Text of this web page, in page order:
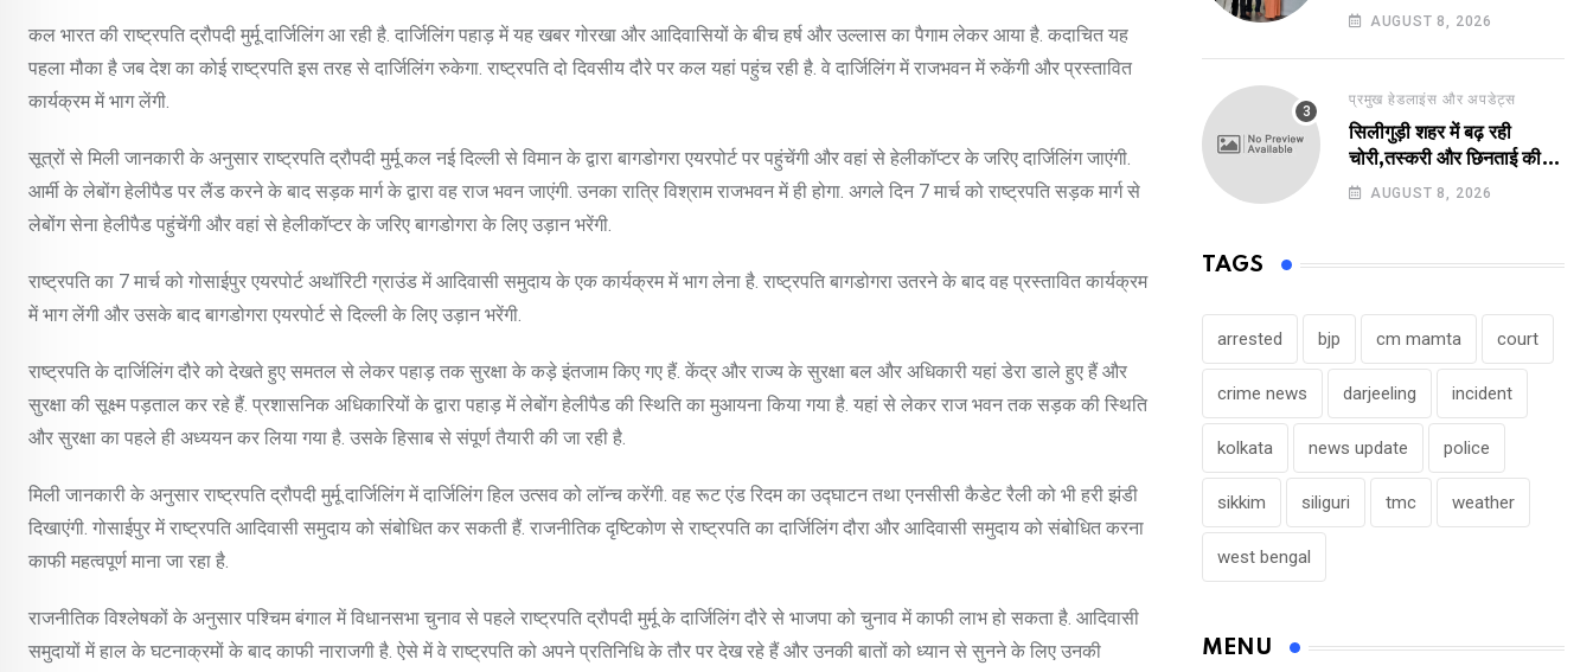
कल भारत की राष्ट्रपति द्रौपदी मुर्मू दार्जिलिंग आ रही है. दार्जिलिंग पहाड़ में यह खबर गोरखा और आदिवासियों के बीच हर्ष और उल्लास का पैगाम लेकर आया है. कदाचित यह
पहला मौका है जब देश का कोई राष्ट्रपति इस तरह से दार्जिलिंग रुकेगा. राष्ट्रपति दो दिवसीय दौरे पर कल यहां पहुंच रही है. वे दार्जिलिंग में राजभवन में रुकेंगी और प्रस्तावित
कार्यक्रम में भाग लेंगी.
सूत्रों से मिली जानकारी के अनुसार राष्ट्रपति द्रौपदी मुर्मू कल नई दिल्ली से विमान के द्वारा बागडोगरा एयरपोर्ट पर पहुंचेंगी और वहां से हेलीकॉप्टर के जरिए दार्जिलिंग जाएंगी.
आर्मी के लेबोंग हेलीपैड पर लैंड करने के बाद सड़क मार्ग के द्वारा वह राज भवन जाएंगी. उनका रात्रि विश्राम राजभवन में ही होगा. अगले दिन 7 मार्च को राष्ट्रपति सड़क मार्ग से
लेबोंग सेना हेलीपैड पहुंचेंगी और वहां से हेलीकॉप्टर के जरिए बागडोगरा के लिए उड़ान भरेंगी.
राष्ट्रपति का 7 मार्च को गोसाईपुर एयरपोर्ट अथॉरिटी ग्राउंड में आदिवासी समुदाय के एक कार्यक्रम में भाग लेना है. राष्ट्रपति बागडोगरा उतरने के बाद वह प्रस्तावित कार्यक्रम
में भाग लेंगी और उसके बाद बागडोगरा एयरपोर्ट से दिल्ली के लिए उड़ान भरेंगी.
राष्ट्रपति के दार्जिलिंग दौरे को देखते हुए समतल से लेकर पहाड़ तक सुरक्षा के कड़े इंतजाम किए गए हैं. केंद्र और राज्य के सुरक्षा बल और अधिकारी यहां डेरा डाले हुए हैं और
सुरक्षा की सूक्ष्म पड़ताल कर रहे हैं. प्रशासनिक अधिकारियों के द्वारा पहाड़ में लेबोंग हेलीपैड की स्थिति का मुआयना किया गया है. यहां से लेकर राज भवन तक सड़क की स्थिति
और सुरक्षा का पहले ही अध्ययन कर लिया गया है. उसके हिसाब से संपूर्ण तैयारी की जा रही है.
मिली जानकारी के अनुसार राष्ट्रपति द्रौपदी मुर्मू दार्जिलिंग में दार्जिलिंग हिल उत्सव को लॉन्च करेंगी. वह रूट एंड रिदम का उद्घाटन तथा एनसीसी कैडेट रैली को भी हरी झंडी
दिखाएंगी. गोसाईपुर में राष्ट्रपति आदिवासी समुदाय को संबोधित कर सकती हैं. राजनीतिक दृष्टिकोण से राष्ट्रपति का दार्जिलिंग दौरा और आदिवासी समुदाय को संबोधित करना
काफी महत्वपूर्ण माना जा रहा है.
राजनीतिक विश्लेषकों के अनुसार पश्चिम बंगाल में विधानसभा चुनाव से पहले राष्ट्रपति द्रौपदी मुर्मू के दार्जिलिंग दौरे से भाजपा को चुनाव में काफी लाभ हो सकता है. आदिवासी
समुदायों में हाल के घटनाक्रमों के बाद काफी नाराजगी है. ऐसे में वे राष्ट्रपति को अपने प्रतिनिधि के तौर पर देख रहे हैं और उनकी बातों को ध्यान से सुनने के लिए उनकी
सम्मान !
AUGUST 8, 2026
प्रमुख हेडलाइंस और अपडेट्स
सिलीगुड़ी शहर में बढ़ रही
चोरी,तस्करी और छिनताई की
घटनाएं!
AUGUST 8, 2026
TAGS
arrested bjp cm mamta court
crime news darjeeling incident
kolkata news update police
sikkim siliguri tmc weather
west bengal
MENU